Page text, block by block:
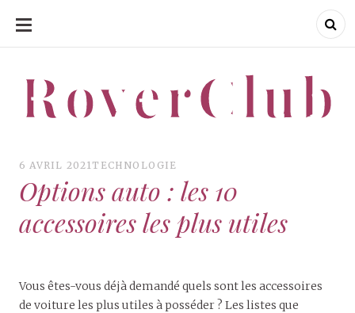
ALLER
CONTENU
RoverClub
RoverClub
6 AVRIL 2021 TECHNOLOGIE
Options auto : les 10
accessoires les plus utiles
Vous êtes-vous déjà demandé quels sont les accessoires
de voiture les plus utiles à posséder ? Les listes que